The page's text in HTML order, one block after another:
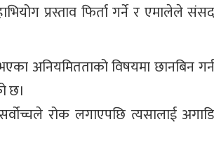
प्रस्ताव फिर्ता गर्ने र एमालेले संसद
अनियमितताको विषयमा छानबिन गर्न
छ।
रोक लगाएपछि त्यसालाई अगाडि